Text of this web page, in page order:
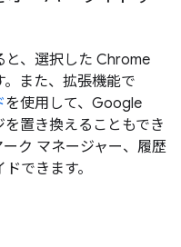
と、選択した Chrome
また、拡張機能で
を使用して、Google
置き換えることもでき
ク マネージャー、履歴
できます。